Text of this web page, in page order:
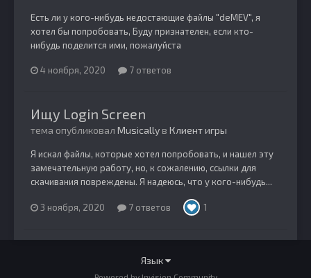
Есть ли у кого-нибудь недостающие файлы "deMEV", я
хотел бы попробовать, Буду признателен, если кто-
нибудь поделится ими, пожалуйста
4 ноября, 2020 7 ответов
Ищу Login Screen
тема опубликовал Musicallyв Клиент игры
Я искал файлы, которые хотел попробовать, и нашел эту
замечательную работу, но, к сожалению, ссылки для
скачивания повреждены. Я надеюсь, что у кого-нибудь...
3 ноября, 2020 7 ответов 1
Язык